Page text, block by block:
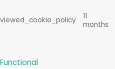
viewed_cookie_policy
11
months
Functional